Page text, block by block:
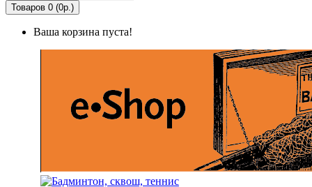
Товаров 0 (0р.)
Ваша корзина пуста!